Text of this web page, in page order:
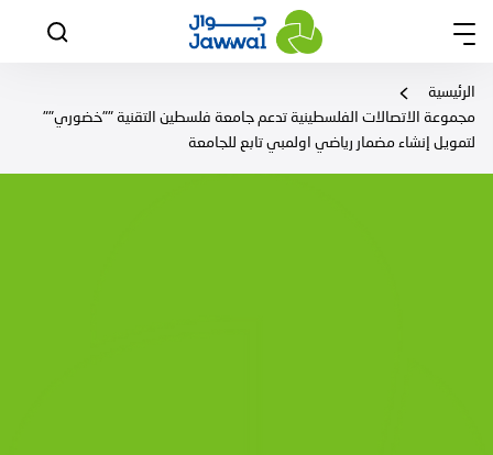
الرئيسية
مجموعة الاتصالات الفلسطينية تدعم جامعة فلسطين التقنية ""خضوري""
لتمويل إنشاء مضمار رياضي اولمبي تابع للجامعة